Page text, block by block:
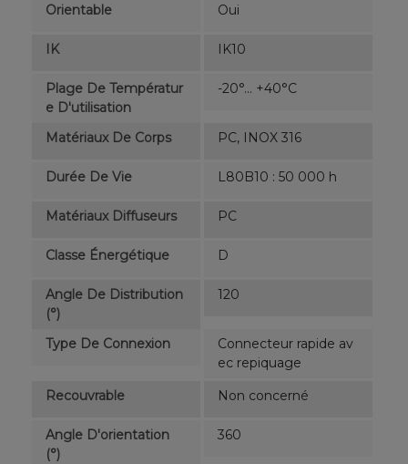
Orientable Oui
IK IK10
Plage De Températur
E D'utilisation
-20°... +40°C
Matériaux De Corps PC, INOX 316
Durée De Vie L80B10 : 50 000 h
Matériaux Diffuseurs PC
Classe Énergétique D
Angle De Distribution
(°)
120
Type De Connexion
Connecteur rapide av
ec repiquage
Recouvrable
Non concerné
Angle D'orientation
(°)
360